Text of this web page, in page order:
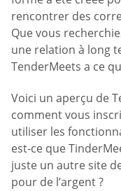
rencontrer des
Que vous
une relation à long
TenderMeets a ce
Voici un aperçu de
comment vous
utiliser les
est-ce que
juste un autre site
pour de l’argent ?